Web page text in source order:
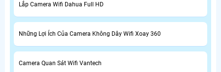
Lắp Camera Wifi Dahua Full HD
Những Lợi Ích Của Camera Không Dây Wifi Xoay 360
Camera Quan Sát Wifi Vantech